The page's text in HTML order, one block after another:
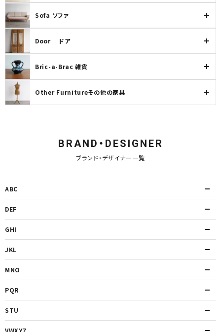
Sofa ソファ
Door ドア
Bric-a-Brac 雑貨
Other Furnitureその他の家具
BRAND・DESIGNER
ブランド・デザイナー一覧
ABC
DEF
GHI
JKL
MNO
PQR
STU
VWXYZ